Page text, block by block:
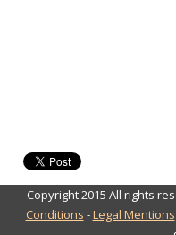
Copyright 2015 All rights
Conditions -Legal Mentions